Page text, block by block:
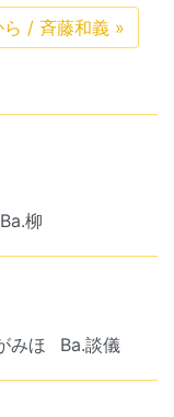
ら / 斉藤和義 »
Ba.柳
みほ Ba.談儀